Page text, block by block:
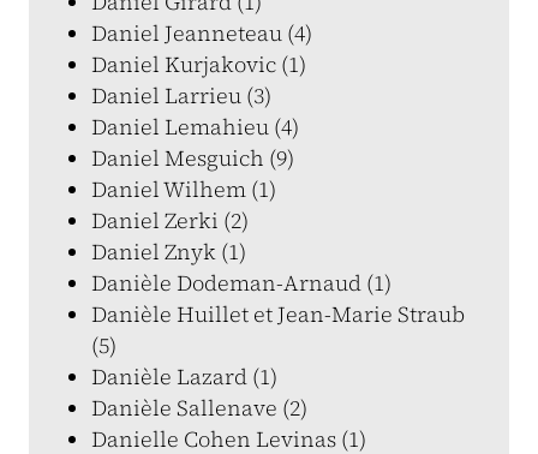
Daniel Jeanneteau (4)
Daniel Kurjakovic (1)
Daniel Larrieu (3)
Daniel Lemahieu (4)
Daniel Mesguich (9)
Daniel Wilhem (1)
Daniel Zerki (2)
Daniel Znyk (1)
Danièle Dodeman-Arnaud (1)
Danièle Huillet et Jean-Marie Straub
(5)
Danièle Lazard (1)
Danièle Sallenave (2)
Danielle Cohen Levinas (1)